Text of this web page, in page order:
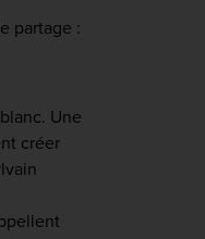
partage :
Une
créer